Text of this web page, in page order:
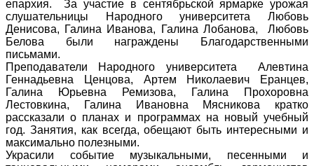
епархия. За участие в сентябрьской ярмарке урожая
слушательницы Народного университета Любовь
Денисова, Галина Иванова, Галина Лобанова, Любовь
Белова были награждены Благодарственными
письмами.
Преподаватели Народного университета Алевтина
Геннадьевна Ценцова, Артем Николаевич Еранцев,
Галина Юрьевна Ремизова, Галина Прохоровна
Лестовкина, Галина Ивановна Мясникова кратко
рассказали о планах и программах на новый учебный
год. Занятия, как всегда, обещают быть интересными и
максимально полезными.
Украсили событие музыкальными, песенными и